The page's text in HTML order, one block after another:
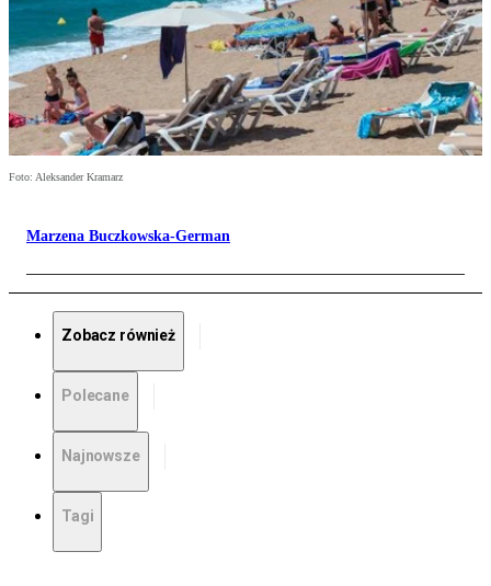
Foto: Aleksander Kramarz
Marzena Buczkowska-German
Zobacz również
Polecane
Najnowsze
Tagi